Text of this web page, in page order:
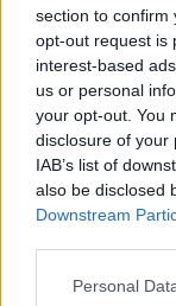
section to confirm
opt-out request is
interest-based
us or personal
your opt-out. You
disclosure of your
IAB’s list of
also be disclosed
Downstream
Personal
λειτουργήσει
είναι
μετα-ανάλυση
τέσσερις
Η έρευνα
Πηγή:https://
ΔΙΑΒΑΣΤΕ